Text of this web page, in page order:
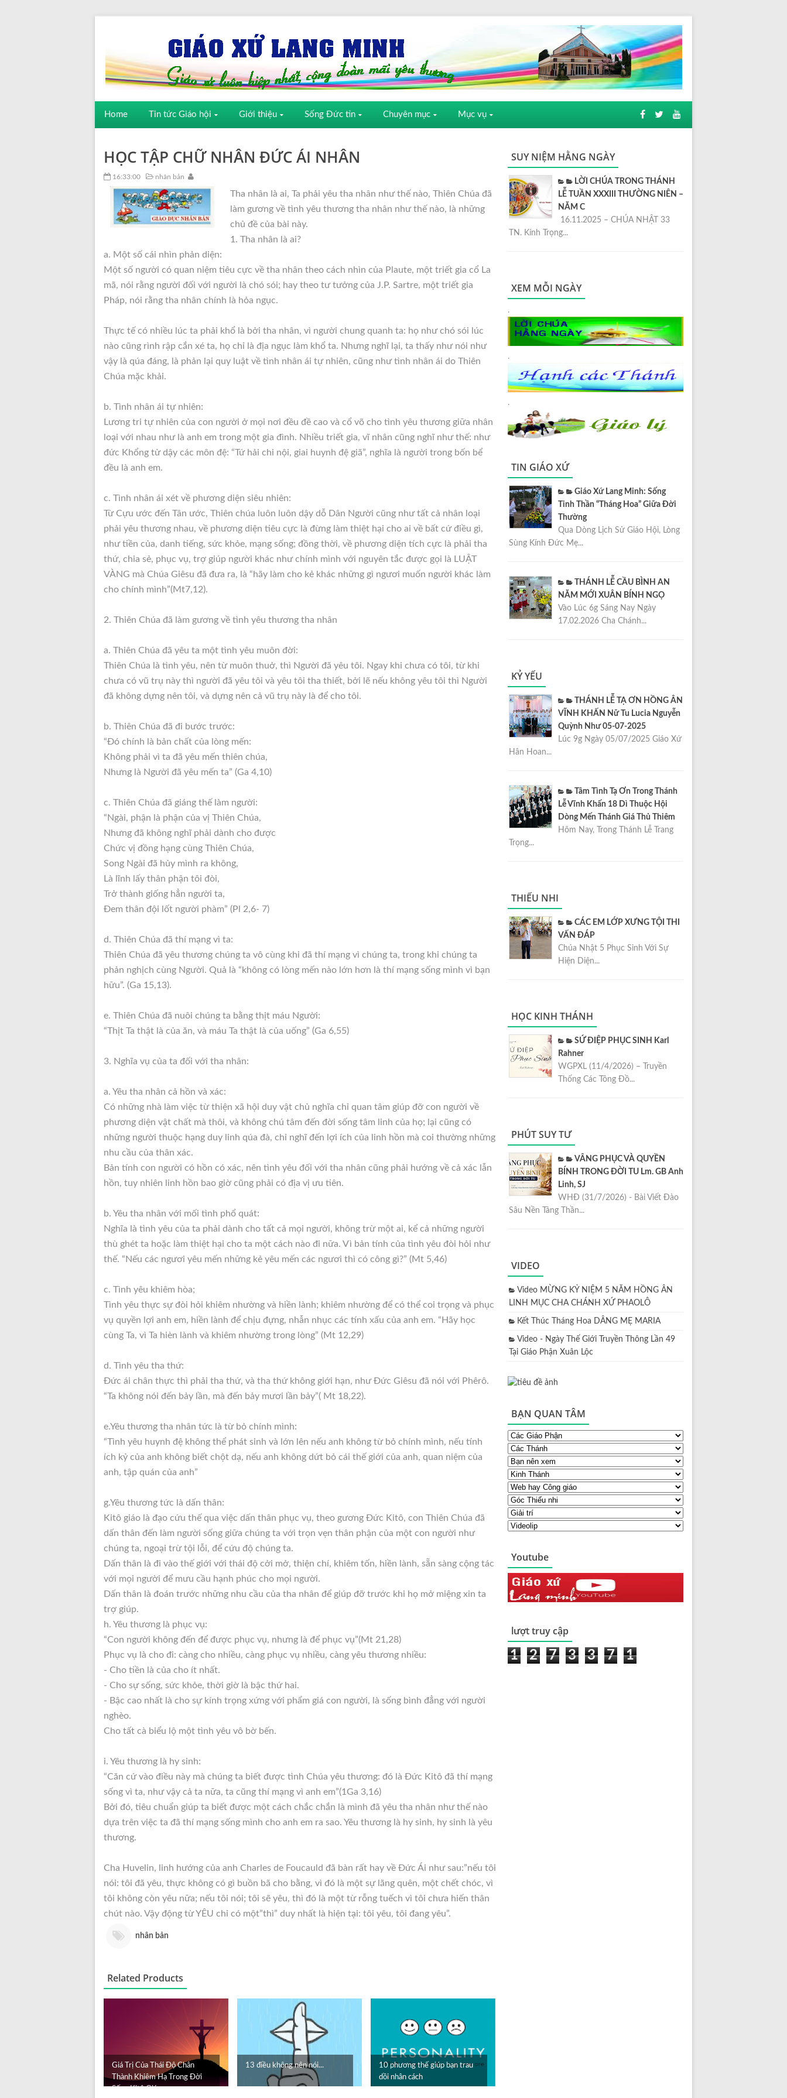
Home Tin tức Giáo hội Giới thiệu Sống Đức tin Chuyên mục Mục vụ
HỌC TẬP CHỮ NHÂN ĐỨC ÁI NHÂN
16:33:00 nhân bản
Tha nhân là ai, Ta phải yêu tha nhân như thế nào, Thiên Chúa đã
làm gương về tình yêu thương tha nhân như thế nào, là những
chủ đề của bài này.
1. Tha nhân là ai?
a. Một số cái nhìn phản diện:
Một số người có quan niệm tiêu cực về tha nhân theo cách nhìn của Plaute, một triết gia cổ La
mã, nói rằng người đối với người là chó sói; hay theo tư tưởng của J.P. Sartre, một triết gia
Pháp, nói rằng tha nhân chính là hỏa ngục.
Thực tế có nhiều lúc ta phải khổ là bởi tha nhân, vì người chung quanh ta: họ như chó sói lúc
nào cũng rình rập cắn xé ta, họ chỉ là địa ngục làm khổ ta. Nhưng nghĩ lại, ta thấy như nói như
vậy là qúa đáng, là phản lại quy luật về tình nhân ái tự nhiên, cũng như tình nhân ái do Thiên
Chúa mặc khải.
b. Tình nhân ái tự nhiên:
Lương tri tự nhiên của con người ở mọi nơi đều đề cao và cổ võ cho tình yêu thương giữa nhân
loại với nhau như là anh em trong một gia đình. Nhiều triết gia, vĩ nhân cũng nghĩ như thế: như
đức Khổng tử dậy các môn đệ: “Tứ hải chi nội, giai huynh đệ giã”, nghĩa là người trong bốn bể
đều là anh em.
c. Tình nhân ái xét về phương diện siêu nhiên:
Từ Cựu ước đến Tân ước, Thiên chúa luôn luôn dậy dỗ Dân Người cũng như tất cả nhân loại
phải yêu thương nhau, về phương diện tiêu cực là đừng làm thiệt hại cho ai về bất cứ điều gì,
như tiền của, danh tiếng, sức khỏe, mạng sống; đồng thời, về phương diện tích cực là phải tha
thứ, chia sẻ, phục vụ, trợ giúp người khác như chính mình với nguyên tắc được gọi là LUẬT
VÀNG mà Chúa Giêsu đã đưa ra, là “hãy làm cho kẻ khác những gì ngươi muốn người khác làm
cho chính mình”(Mt7,12).
2. Thiên Chúa đã làm gương về tình yêu thương tha nhân
a. Thiên Chúa đã yêu ta một tình yêu muôn đời:
Thiên Chúa là tình yêu, nên từ muôn thuở, thì Người đã yêu tôi. Ngay khi chưa có tôi, từ khi
chưa có vũ trụ này thì người đã yêu tôi và yêu tôi tha thiết, bởi lẽ nếu không yêu tôi thì Người
đã không dựng nên tôi, và dựng nên cả vũ trụ này là để cho tôi.
b. Thiên Chúa đã đi bước trước:
“Đó chính là bản chất của lòng mến:
Không phải vì ta đã yêu mến thiên chúa,
Nhưng là Người đã yêu mến ta” (Ga 4,10)
c. Thiên Chúa đã giáng thế làm người:
“Ngài, phận là phận của vị Thiên Chúa,
Nhưng đã không nghĩ phải dành cho được
Chức vị đồng hạng cùng Thiên Chúa,
Song Ngài đã hủy mình ra không,
Là lĩnh lấy thân phận tôi đòi,
Trở thành giống hẳn người ta,
Đem thân đội lốt người phàm” (Pl 2,6- 7)
d. Thiên Chúa đã thí mạng vì ta:
Thiên Chúa đã yêu thương chúng ta vô cùng khi đã thí mạng vì chúng ta, trong khi chúng ta
phản nghịch cùng Người. Quả là “không có lòng mến nào lớn hơn là thí mạng sống mình vì bạn
hữu”. (Ga 15,13).
e. Thiên Chúa đã nuôi chúng ta bằng thịt máu Người:
“Thịt Ta thật là của ăn, và máu Ta thật là của uống” (Ga 6,55)
3. Nghĩa vụ của ta đối với tha nhân:
a. Yêu tha nhân cả hồn và xác:
Có những nhà làm việc từ thiện xã hội duy vật chủ nghĩa chỉ quan tâm giúp đỡ con người về
phương diện vật chất mà thôi, và không chú tâm đến đời sống tâm linh của họ; lại cũng có
những người thuộc hạng duy linh qúa đà, chỉ nghĩ đến lợi ích của linh hồn mà coi thường những
nhu cầu của thân xác.
Bản tính con người có hồn có xác, nên tình yêu đối với tha nhân cũng phải hướng về cả xác lẫn
hồn, tuy nhiên linh hồn bao giờ cũng phải có địa vị ưu tiên.
b. Yêu tha nhân với mối tình phổ quát:
Nghĩa là tình yêu của ta phải dành cho tất cả mọi người, không trừ một ai, kể cả những người
thù ghét ta hoặc làm thiệt hại cho ta một cách nào đi nữa. Vì bản tính của tình yêu đòi hỏi như
thế. “Nếu các ngươi yêu mến những kẻ yêu mến các ngươi thì có công gì?” (Mt 5,46)
c. Tình yêu khiêm hòa;
Tình yêu thực sự đòi hỏi khiêm nhường và hiền lành; khiêm nhường để có thể coi trọng và phục
vụ quyền lợi anh em, hiền lành để chịu đựng, nhẫn nhục các tính xấu của anh em. “Hãy học
cùng Ta, vì Ta hièn lành và khiêm nhường trong lòng” (Mt 12,29)
d. Tình yêu tha thứ:
Đức ái chân thực thì phải tha thứ, và tha thứ không giới hạn, như Đức Giêsu đã nói với Phêrô.
“Ta không nói đến bảy lần, mà đến bảy mươi lần bảy”( Mt 18,22).
e.Yêu thương tha nhân tức là từ bỏ chính mình:
“Tình yêu huynh đệ không thể phát sinh và lớn lên nếu anh không từ bỏ chính mình, nếu tính
ích kỷ của anh không biết chột dạ, nếu anh không dứt bỏ cái thế giới của anh, quan niệm của
anh, tập quán của anh”
g.Yêu thương tức là dấn thân:
Kitô giáo là đạo cứu thế qua việc dấn thân phục vụ, theo gương Đức Kitô, con Thiên Chúa đã
dấn thân đến làm người sống giữa chúng ta với trọn vẹn thân phận của một con người như
chúng ta, ngoại trừ tội lỗi, để cứu độ chúng ta.
Dấn thân là đi vào thế giới với thái độ cởi mở, thiện chí, khiêm tốn, hiền lành, sẵn sàng cộng tác
với mọi người để mưu cầu hạnh phúc cho mọi người.
Dấn thân là đoán trước những nhu cầu của tha nhân để giúp đỡ trước khi họ mở miệng xin ta
trợ giúp.
h. Yêu thương là phục vụ:
“Con người không đến để được phục vụ, nhưng là để phục vụ”(Mt 21,28)
Phục vụ là cho đi: càng cho nhiều, càng phục vụ nhiều, càng yêu thương nhiều:
- Cho tiền là của cho ít nhất.
- Cho sự sống, sức khỏe, thời giờ là bậc thứ hai.
- Bậc cao nhất là cho sự kính trọng xứng với phẩm giá con người, là sống bình đẳng với người
nghèo.
Cho tất cà biểu lộ một tình yêu vô bờ bến.
i. Yêu thương là hy sinh:
“Căn cứ vào điều này mà chúng ta biết được tình Chúa yêu thương: đó là Đức Kitô đã thí mạng
sống vì ta, như vậy cả ta nữa, ta cũng thí mạng vì anh em”(1Ga 3,16)
Bởi đó, tiêu chuẩn giúp ta biết được một cách chắc chắn là mình đã yêu tha nhân như thế nào
dựa trên việc ta đã thí mạng sống mình cho anh em ra sao. Yêu thương là hy sinh, hy sinh là yêu
thương.
Cha Huvelin, linh hướng của anh Charles de Foucauld đã bàn rất hay về Đức Ái như sau:”nếu tôi
nói: tôi đã yêu, thực không có gì buồn bã cho bằng, vì đó là một sự lãng quên, một chết chóc, vì
tôi không còn yêu nữa; nếu tôi nói; tôi sẽ yêu, thì đó là một từ rỗng tuếch vì tôi chưa hiến thân
chút nào. Vậy động từ YÊU chỉ có một”thì” duy nhất là hiện tại: tôi yêu, tôi đang yêu”.
nhân bản
Related Products
Giá Trị Của Thái Độ Chân
Thành Khiêm Hạ Trong Đời
Sống Kitô Giáo
13 điều không nên nói...
10 phương thế giúp bạn trau
dồi nhân cách
SUY NIỆM HẰNG NGÀY
LỜI CHÚA TRONG THÁNH
LỄ TUẦN XXXIII THƯỜNG NIÊN –
NĂM C
16.11.2025 – CHÚA NHẬT 33
TN. Kính Trọng...
XEM MỖI NGÀY
.
.
.
TIN GIÁO XỨ
Giáo Xứ Lang Minh: Sống
Tinh Thần “Tháng Hoa” Giữa Đời
Thường
Qua Dòng Lịch Sử Giáo Hội, Lòng
Sùng Kính Đức Mẹ...
THÁNH LỄ CẦU BÌNH AN
NĂM MỚI XUÂN BÍNH NGỌ
Vào Lúc 6g Sáng Nay Ngày
17.02.2026 Cha Chánh...
KỶ YẾU
THÁNH LỄ TẠ ƠN HỒNG ÂN
VĨNH KHẤN Nữ Tu Lucia Nguyễn
Quỳnh Như 05-07-2025
Lúc 9g Ngày 05/07/2025 Giáo Xứ
Hân Hoan...
Tâm Tình Tạ Ơn Trong Thánh
Lễ Vĩnh Khấn 18 Dì Thuộc Hội
Dòng Mến Thánh Giá Thủ Thiêm
Hôm Nay, Trong Thánh Lễ Trang
Trọng...
THIẾU NHI
CÁC EM LỚP XƯNG TỘI THI
VẤN ĐÁP
Chúa Nhật 5 Phục Sinh Với Sự
Hiện Diện...
HỌC KINH THÁNH
SỨ ĐIỆP PHỤC SINH Karl
Rahner
WGPXL (11/4/2026) – Truyền
Thống Các Tông Đồ...
PHÚT SUY TƯ
VÂNG PHỤC VÀ QUYỀN
BÍNH TRONG ĐỜI TU Lm. GB Anh
Linh, SJ
WHĐ (31/7/2026) - Bài Viết Đào
Sâu Nền Tảng Thần...
VIDEO
Video MỪNG KỶ NIỆM 5 NĂM HỒNG ÂN
LINH MỤC CHA CHÁNH XỨ PHAOLÔ
Kết Thúc Tháng Hoa DÂNG MẸ MARIA
Video - Ngày Thế Giới Truyền Thông Lần 49
Tại Giáo Phận Xuân Lộc
BẠN QUAN TÂM
Youtube
lượt truy cập
1 2 7 3 3 7 1